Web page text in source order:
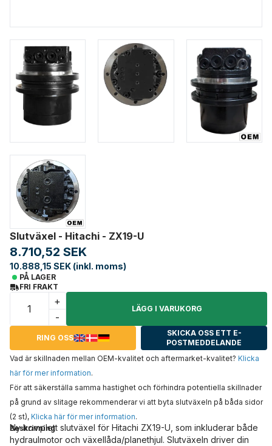
Slutväxel - Hitachi - ZX19-U
8.710,52 SEK
10.888,15 SEK (inkl. moms)
PÅ LAGER
FRI FRAKT
+
-
LÄGG I VARUKORG
RING OSS
SKICKA OSS ETT E-
POSTMEDDELANDE
Vad är skillnaden mellan OEM-kvalitet och aftermarket-kvalitet? Klicka
här för mer information.
För att säkerställa samma hastighet och förhindra potentiella skillnader
på grund av slitage rekommenderar vi att byta slutväxeln på båda sidor
(2 st), Klicka här för mer information.
Beskrivning
Ny komplett slutväxel för Hitachi ZX19-U, som inkluderar både
hydraulmotor och växellåda/planethjul. Slutväxeln driver din